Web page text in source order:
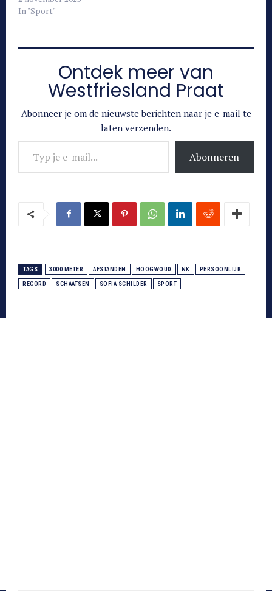
In "Sport"
Ontdek meer van
Westfriesland Praat
Abonneer je om de nieuwste berichten naar je e-mail te
laten verzenden.
Typ je e-mail...
Abonneren
TAGS 3000 METER AFSTANDEN HOOGWOUD NK PERSOONLIJK
RECORD SCHAATSEN SOFIA SCHILDER SPORT